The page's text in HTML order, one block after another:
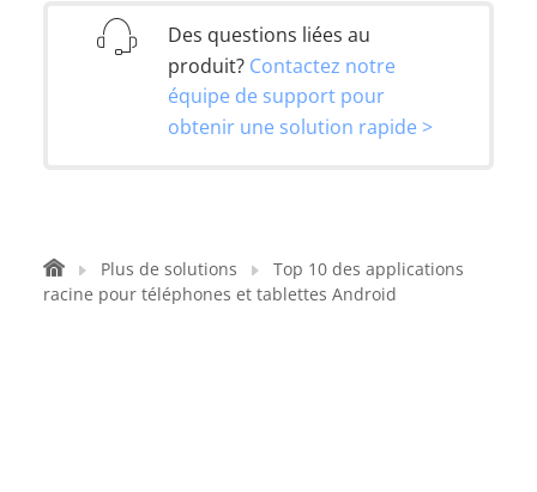
Des questions liées au
produit? Contactez notre
équipe de support pour
obtenir une solution rapide >
Plus de solutions
Top 10 des applications
racine pour téléphones et tablettes Android